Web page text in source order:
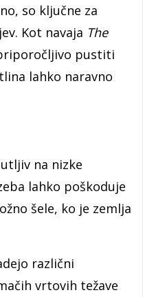
so ključne za
Kot navaja The
pustiti
lahko naravno
na nizke
lahko poškoduje
šele, ko je zemlja
različni
vrtovih težave